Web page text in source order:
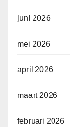
juni 2026
mei 2026
april 2026
maart 2026
februari 2026